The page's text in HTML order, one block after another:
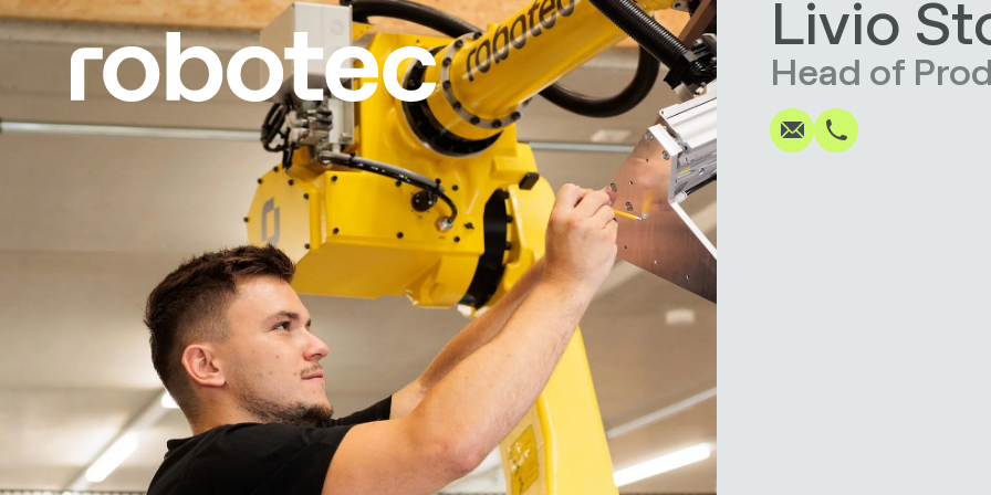
Livio
Head of
SchreibenAnrufen Kopieren